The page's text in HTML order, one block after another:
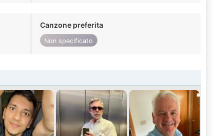
Canzone preferita
Non specificato